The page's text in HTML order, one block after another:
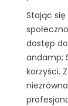
Stając
dostęp
andamp;
korzyści.